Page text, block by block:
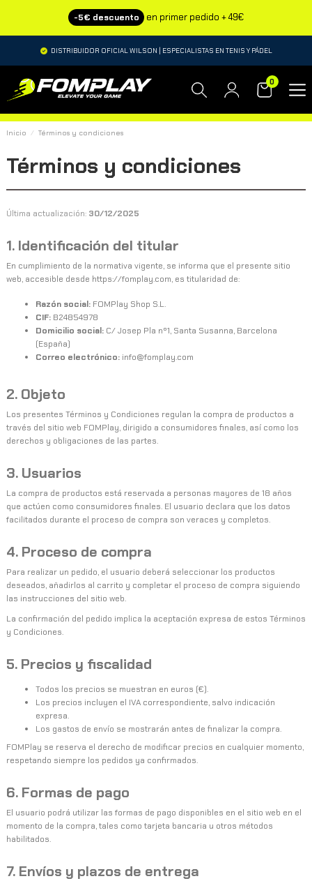
-5€ descuento en primer pedido + 49€
DISTRIBUIDOR OFICIAL WILSON | ESPECIALISTAS EN TENIS Y PÁDEL
0
Inicio Términos y condiciones
Términos y condiciones
Última actualización: 30/12/2025
1. Identificación del titular
En cumplimiento de la normativa vigente, se informa que el presente sitio
web, accesible desde https://fomplay.com, es titularidad de:
Razón social: FOMPlay Shop S.L.
CIF: B24854978
Domicilio social: C/ Josep Pla nº1, Santa Susanna, Barcelona
(España)
Correo electrónico: info@fomplay.com
2. Objeto
Los presentes Términos y Condiciones regulan la compra de productos a
través del sitio web FOMPlay, dirigido a consumidores finales, así como los
derechos y obligaciones de las partes.
3. Usuarios
La compra de productos está reservada a personas mayores de 18 años
que actúen como consumidores finales. El usuario declara que los datos
facilitados durante el proceso de compra son veraces y completos.
4. Proceso de compra
Para realizar un pedido, el usuario deberá seleccionar los productos
deseados, añadirlos al carrito y completar el proceso de compra siguiendo
las instrucciones del sitio web.
La confirmación del pedido implica la aceptación expresa de estos Términos
y Condiciones.
5. Precios y fiscalidad
Todos los precios se muestran en euros (€).
Los precios incluyen el IVA correspondiente, salvo indicación
expresa.
Los gastos de envío se mostrarán antes de finalizar la compra.
FOMPlay se reserva el derecho de modificar precios en cualquier momento,
respetando siempre los pedidos ya confirmados.
6. Formas de pago
El usuario podrá utilizar las formas de pago disponibles en el sitio web en el
momento de la compra, tales como tarjeta bancaria u otros métodos
habilitados.
7. Envíos y plazos de entrega